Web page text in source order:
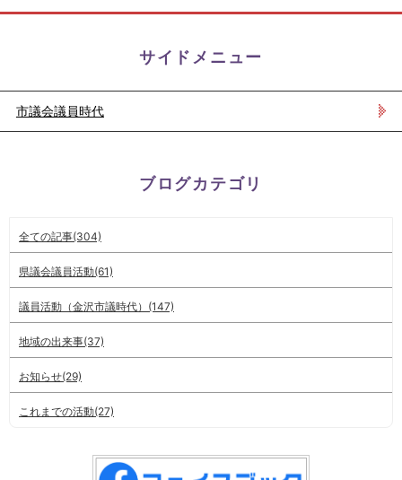
サイドメニュー
市議会議員時代
ブログカテゴリ
全ての記事(304)
県議会議員活動(61)
議員活動（金沢市議時代）(147)
地域の出来事(37)
お知らせ(29)
これまでの活動(27)